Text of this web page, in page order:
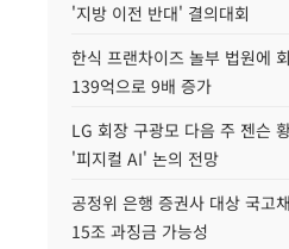
'지방 이전 반대' 결의대회
한식 프랜차이즈 놀부 법원에
139억으로 9배 증가
LG 회장 구광모 다음 주 젠슨
'피지컬 AI' 논의 전망
공정위 은행 증권사 대상 국고
15조 과징금 가능성